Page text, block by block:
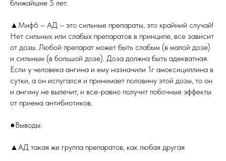
ближайшие 5 лет.
▲Миф6 – АД – это сильные препараты, это крайний случай!
Нет сильных или слабых препаратов в принципе, все зависит
от дозы. Любой препарат может быть слабым (в малой дозе)
и сильным (в большой дозе). Доза должна быть адекватная.
Если у человека ангина и ему назначили 1г амоксициллина в
сутки, а он испугался и принимает половину этой дозы, то он
и ангину не вылечит, и все-равно получит побочные эффекты
от приема антибиотиков.
●Выводы:
▲АД такая же группа препаратов, как любая другая